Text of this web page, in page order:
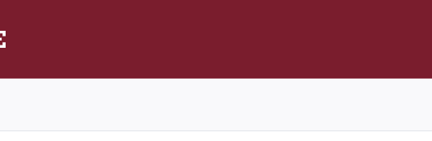
20. Partido entre Lanús y Ferro Carril Oeste disputado el Domingo, 7 de